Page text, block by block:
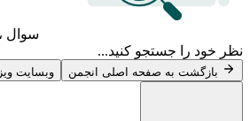
سوال ، کاربر ،
جستجو کنید...
به صفحه اصلی انجمن وبسایت ویزالند